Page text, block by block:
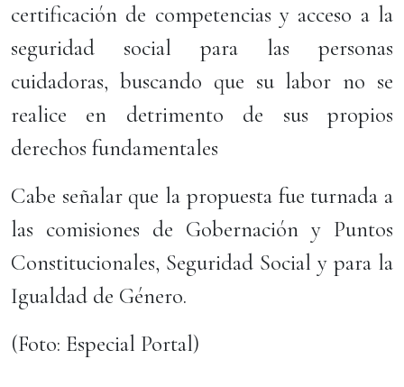
certificación de competencias y acceso a la
seguridad social para las personas
cuidadoras, buscando que su labor no se
realice en detrimento de sus propios
derechos fundamentales
Cabe señalar que la propuesta fue turnada a
las comisiones de Gobernación y Puntos
Constitucionales, Seguridad Social y para la
Igualdad de Género.
(Foto: Especial Portal)